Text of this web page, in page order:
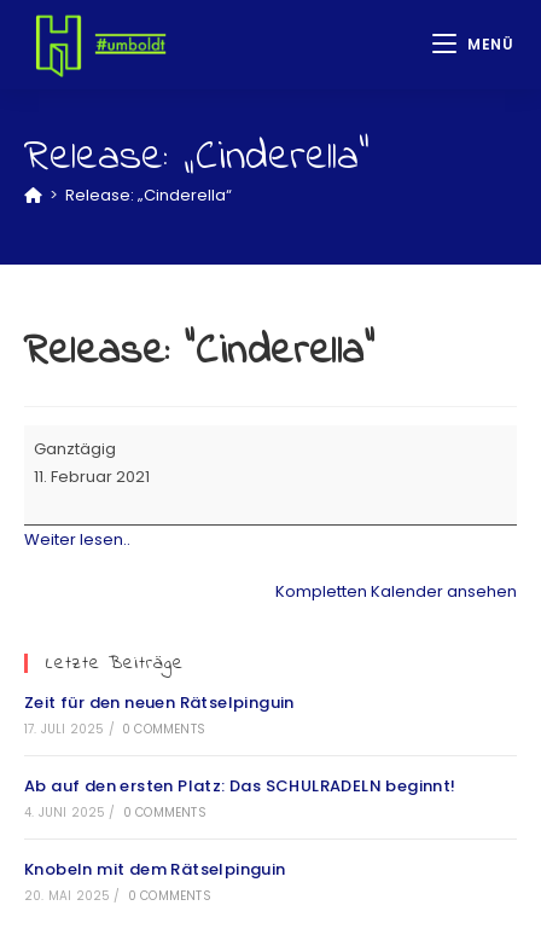
MENÜ
Release: „Cinderella“
> Release: „Cinderella“
Release: "Cinderella"
Ganztägig
11. Februar 2021
Weiter lesen..
Kompletten Kalender ansehen
Letzte Beiträge
Zeit für den neuen Rätselpinguin
17. JULI 2025 / 0 COMMENTS
Ab auf den ersten Platz: Das SCHULRADELN beginnt!
4. JUNI 2025 / 0 COMMENTS
Knobeln mit dem Rätselpinguin
20. MAI 2025 / 0 COMMENTS